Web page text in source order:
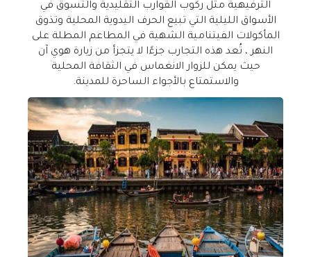
الترفيهية مثل ركوب القوارب التقليدية والتسوق في
الأسواق الليلية التي تبيع الحرف اليدوية المحلية وتذوق
المأكولات الفيتنامية الشهية في المطاعم المطلة على
النهر ، تُعد هذه التجارب جزءًا لا يتجزأ من زيارة هوي آن
حيث يمكن للزوار الانغماس في الثقافة المحلية
والاستمتاع بالأجواء الساحرة للمدينة.